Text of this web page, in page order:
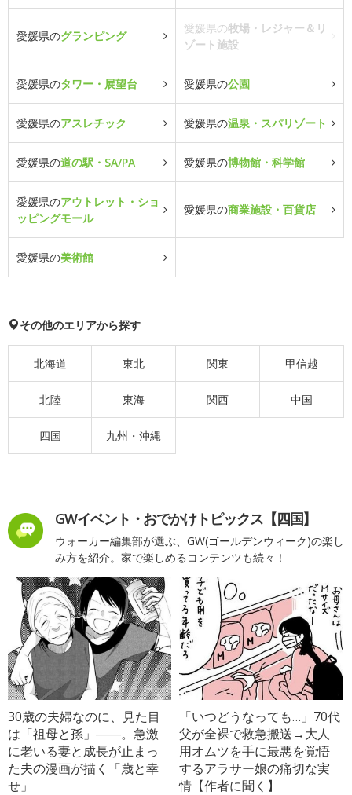
愛媛県のグランピング
愛媛県の牧場・レジャー＆リ
ゾート施設
愛媛県のタワー・展望台 愛媛県の公園
愛媛県のアスレチック 愛媛県の温泉・スパリゾート
愛媛県の道の駅・SA/PA 愛媛県の博物館・科学館
愛媛県のアウトレット・ショ
ッピングモール
愛媛県の商業施設・百貨店
愛媛県の美術館
その他のエリアから探す
北海道 東北 関東 甲信越
北陸 東海 関西 中国
四国 九州・沖縄
GWイベント・おでかけトピックス【四国】
ウォーカー編集部が選ぶ、GW(ゴールデンウィーク)の楽し
み方を紹介。家で楽しめるコンテンツも続々！
30歳の夫婦なのに、見た目
は「祖母と孫」――。急激
に老いる妻と成長が止まっ
た夫の漫画が描く「歳と幸
せ」
「いつどうなっても…」70代
父が全裸で救急搬送→大人
用オムツを手に最悪を覚悟
するアラサー娘の痛切な実
情【作者に聞く】